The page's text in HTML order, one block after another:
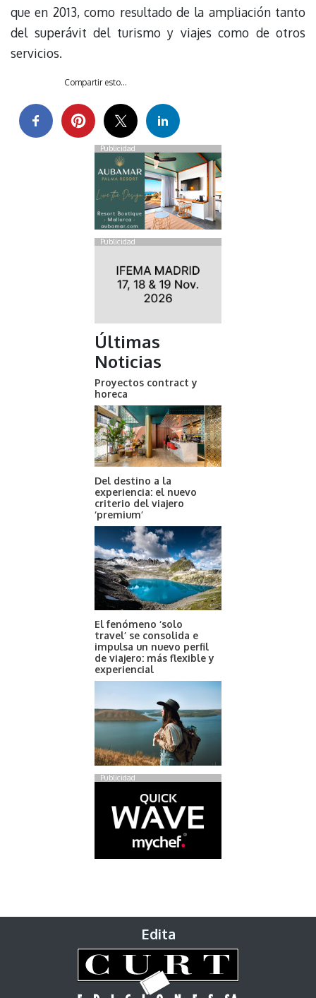
que en 2013, como resultado de la ampliación tanto
del superávit del turismo y viajes como de otros
servicios.
Compartir esto...
Publicidad
Publicidad
Últimas
Noticias
Proyectos contract y
horeca
Del destino a la
experiencia: el nuevo
criterio del viajero
‘premium’
El fenómeno ‘solo
travel’ se consolida e
impulsa un nuevo perfil
de viajero: más flexible y
experiencial
Publicidad
Edita